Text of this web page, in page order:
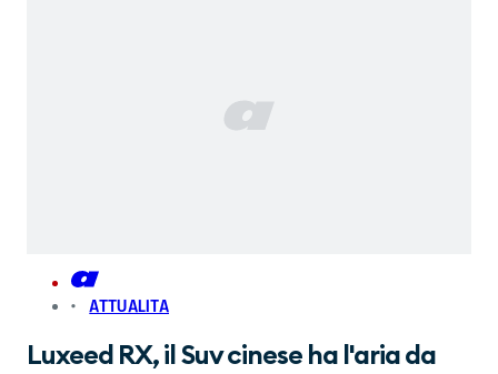
ATTUALITA
Luxeed RX, il Suv cinese ha l'aria da